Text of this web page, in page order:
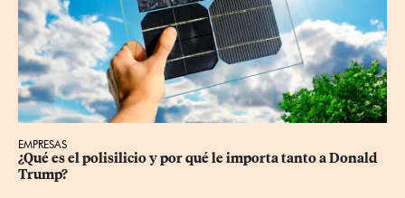
EMPRESAS
¿Qué es el polisilicio y por qué le importa tanto a Donald
Trump?